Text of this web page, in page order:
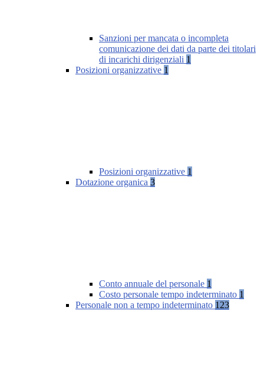
Sanzioni per mancata o incompleta
comunicazione dei dati da parte dei titolari
di incarichi dirigenziali 1
Posizioni organizzative 1
Posizioni organizzative 1
Dotazione organica 3
Conto annuale del personale 1
Costo personale tempo indeterminato 1
Personale non a tempo indeterminato 123